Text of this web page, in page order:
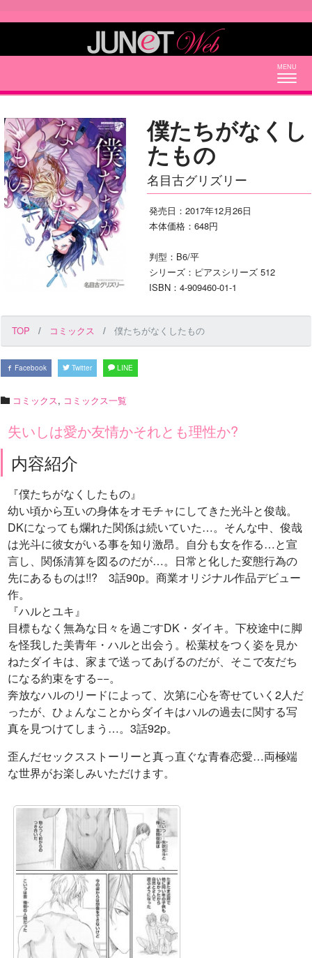
僕たちがなくし
たもの
名目古グリズリー
発売日：2017年12月26日
本体価格：648円
判型：B6/平
シリーズ：ピアスシリーズ 512
ISBN：4-909460-01-1
TOP コミックス 僕たちがなくしたもの
Facebook Twitter LINE
コミックス, コミックス一覧
失いしは愛か友情かそれとも理性か?
内容紹介
『僕たちがなくしたもの』
幼い頃から互いの身体をオモチャにしてきた光斗と俊哉。
DKになっても爛れた関係は続いていた…。そんな中、俊哉
は光斗に彼女がいる事を知り激昂。自分も女を作る…と宣
言し、関係清算を図るのだが…。日常と化した変態行為の
先にあるものは!!? 3話90p。商業オリジナル作品デビュー
作。
『ハルとユキ』
目標もなく無為な日々を過ごすDK・ダイキ。下校途中に脚
を怪我した美青年・ハルと出会う。松葉杖をつく姿を見か
ねたダイキは、家まで送ってあげるのだが、そこで友だち
になる約束をする−−。
奔放なハルのリードによって、次第に心を寄せていく2人だ
ったが、ひょんなことからダイキはハルの過去に関する写
真を見つけてしまう…。3話92p。
歪んだセックスストーリーと真っ直ぐな青春恋愛…両極端
な世界がお楽しみいただけます。